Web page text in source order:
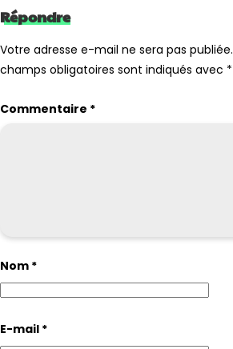
Répondre
Votre adresse e-mail ne sera pas publiée.
champs obligatoires sont indiqués avec *
Commentaire *
Nom *
E-mail *